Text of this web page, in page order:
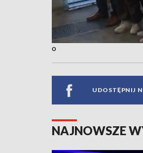
o
UDOSTĘPNIJ
NAJNOWSZE